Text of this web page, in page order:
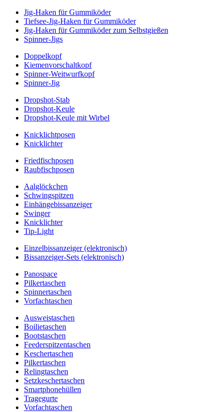
Jig-Haken für Gummiköder
Tiefsee-Jig-Haken für Gummiköder
Jig-Haken für Gummiköder zum Selbstgießen
Spinner-Jigs
Doppelkopf
Kiemenvorschaltkopf
Spinner-Weitwurfkopf
Spinner-Jig
Dropshot-Stab
Dropshot-Keule
Dropshot-Keule mit Wirbel
Knicklichtposen
Knicklichter
Friedfischposen
Raubfischposen
Aalglöckchen
Schwingspitzen
Einhängebissanzeiger
Swinger
Knicklichter
Tip-Light
Einzelbissanzeiger (elektronisch)
Bissanzeiger-Sets (elektronisch)
Panospace
Pilkertaschen
Spinnertaschen
Vorfachtaschen
Ausweistaschen
Boilietaschen
Bootstaschen
Feederspitzentaschen
Keschertaschen
Pilkertaschen
Relingtaschen
Setzkeschertaschen
Smartphonehüllen
Tragegurte
Vorfachtaschen